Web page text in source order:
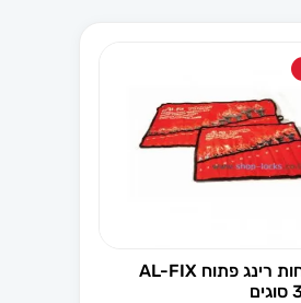
סט מפתחות רינג פתוח AL-FIX